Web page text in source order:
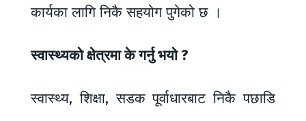
कार्यका लागि निकै सहयोग पुगेको छ ।
स्वास्थ्यको क्षेत्रमा के गर्नु भयो ?
स्वास्थ्य, शिक्षा, सडक पूर्वाधारबाट निकै पछाडि